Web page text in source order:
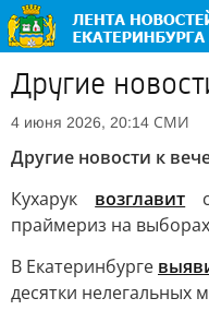
Другие
4 июня 2026, 20:14 СМИ
Другие новости к
Кухарук возглавит
праймериз на
В Екатеринбурге
десятки нелегальных